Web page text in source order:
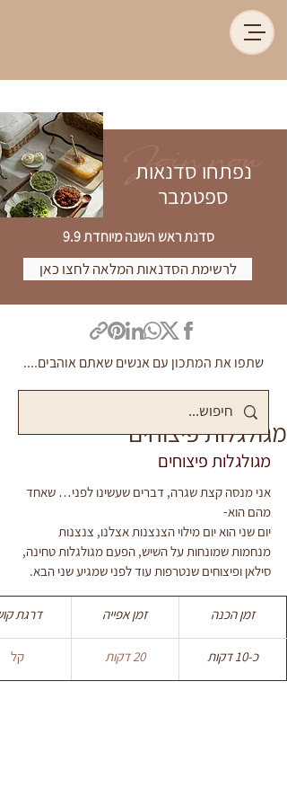
Join now
נפתחו סדנאות
ספטמבר
סדנת ראש השנה מיוחדת 9.9
לרשימת הסדנאות המלאה לחצו כאן
שתפו את המתכון עם אנשים שאתם אוהבים....
מגולגלות פיצוחים
מגולגלות פיצוחים
אני מנסה קצת שגרה, דברים שעשינו לפני… שאחד
מהם הוא-
יום שני הוא יום מילוי הצנצנות אצלנו, צנצנות
מנחמות שמונחות על השיש, הפעם מגולגלות טחינה,
סילאן ופיצוחים שנטרפות עוד לפני שמגיע שני הבא.
זמן הכנה זמן אפייה דרגת
כ-10 דקות 20 דקות קל